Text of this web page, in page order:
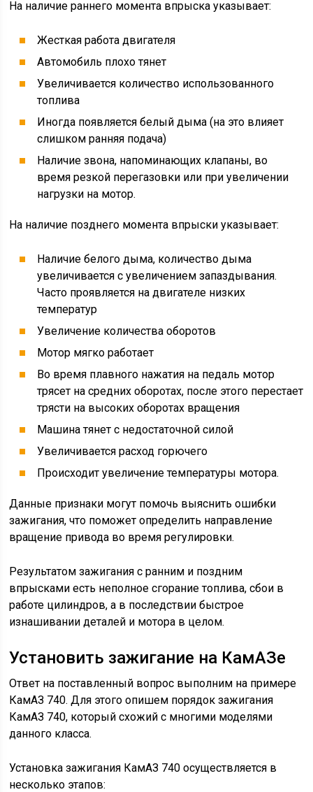
На наличие раннего момента впрыска указывает:
Жесткая работа двигателя
Автомобиль плохо тянет
Увеличивается количество использованного
топлива
Иногда появляется белый дыма (на это влияет
слишком ранняя подача)
Наличие звона, напоминающих клапаны, во
время резкой перегазовки или при увеличении
нагрузки на мотор.
На наличие позднего момента впрыски указывает:
Наличие белого дыма, количество дыма
увеличивается с увеличением запаздывания.
Часто проявляется на двигателе низких
температур
Увеличение количества оборотов
Мотор мягко работает
Во время плавного нажатия на педаль мотор
трясет на средних оборотах, после этого перестает
трясти на высоких оборотах вращения
Машина тянет с недостаточной силой
Увеличивается расход горючего
Происходит увеличение температуры мотора.
Данные признаки могут помочь выяснить ошибки
зажигания, что поможет определить направление
вращение привода во время регулировки.
Результатом зажигания с ранним и поздним
впрысками есть неполное сгорание топлива, сбои в
работе цилиндров, а в последствии быстрое
изнашивании деталей и мотора в целом.
Установить зажигание на КамАЗе
Ответ на поставленный вопрос выполним на примере
КамАЗ 740. Для этого опишем порядок зажигания
КамАЗ 740, который схожий с многими моделями
данного класса.
Установка зажигания КамАЗ 740 осуществляется в
несколько этапов: